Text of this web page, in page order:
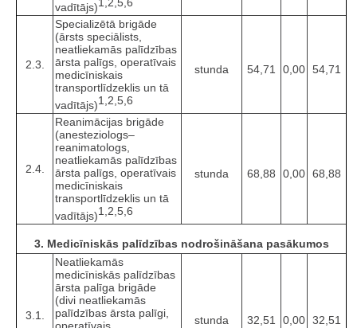
vadītājs)
2.3.
Specializētā brigāde
(ārsts speciālists,
neatliekamās palīdzības
ārsta palīgs, operatīvais
medicīniskais
transportlīdzeklis un tā
vadītājs)1,2,5,6
stunda 54,71 0,00 54,71
2.4.
Reanimācijas brigāde
(anesteziologs–
reanimatologs,
neatliekamās palīdzības
ārsta palīgs, operatīvais
medicīniskais
transportlīdzeklis un tā
vadītājs)1,2,5,6
stunda 68,88 0,00 68,88
3. Medicīniskās palīdzības nodrošināšana pasākumos
3.1.
Neatliekamās
medicīniskās palīdzības
ārsta palīga brigāde
(divi neatliekamās
palīdzības ārsta palīgi,
stunda 32,51 0,00 32,51